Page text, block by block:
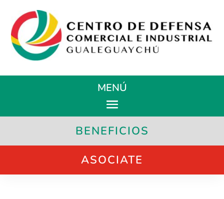
MENÚ
BENEFICIOS
ASOCIATE